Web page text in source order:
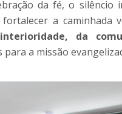
da fé, o
a caminhada
da
para a missão